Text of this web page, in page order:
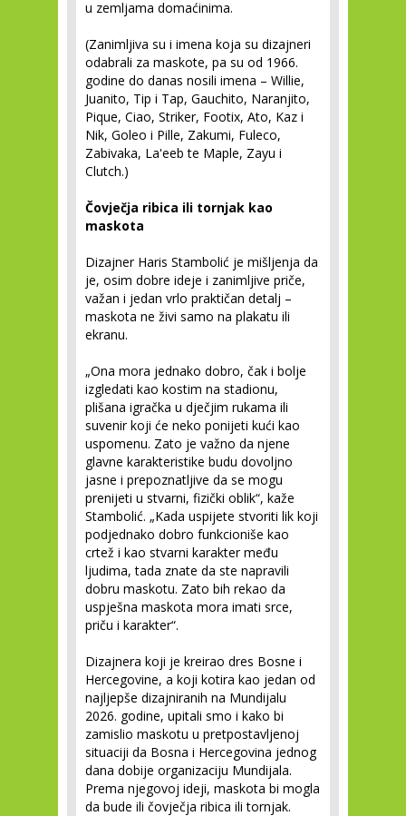
u zemljama domaćinima.
(Zanimljiva su i imena koja su dizajneri
odabrali za maskote, pa su od 1966.
godine do danas nosili imena – Willie,
Juanito, Tip i Tap, Gauchito, Naranjito,
Pique, Ciao, Striker, Footix, Ato, Kaz i
Nik, Goleo i Pille, Zakumi, Fuleco,
Zabivaka, La'eeb te Maple, Zayu i
Clutch.)
Čovječja ribica ili tornjak kao
maskota
Dizajner Haris Stambolić je mišljenja da
je, osim dobre ideje i zanimljive priče,
važan i jedan vrlo praktičan detalj –
maskota ne živi samo na plakatu ili
ekranu.
„Ona mora jednako dobro, čak i bolje
izgledati kao kostim na stadionu,
plišana igračka u dječjim rukama ili
suvenir koji će neko ponijeti kući kao
uspomenu. Zato je važno da njene
glavne karakteristike budu dovoljno
jasne i prepoznatljive da se mogu
prenijeti u stvarni, fizički oblik“, kaže
Stambolić. „Kada uspijete stvoriti lik koji
podjednako dobro funkcioniše kao
crtež i kao stvarni karakter među
ljudima, tada znate da ste napravili
dobru maskotu. Zato bih rekao da
uspješna maskota mora imati srce,
priču i karakter“.
Dizajnera koji je kreirao dres Bosne i
Hercegovine, a koji kotira kao jedan od
najljepše dizajniranih na Mundijalu
2026. godine, upitali smo i kako bi
zamislio maskotu u pretpostavljenoj
situaciji da Bosna i Hercegovina jednog
dana dobije organizaciju Mundijala.
Prema njegovoj ideji, maskota bi mogla
da bude ili čovječja ribica ili tornjak.